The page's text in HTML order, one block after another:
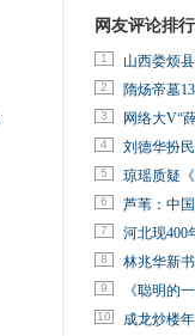
网友评论排行
1 山西娄烦
2 隋炀帝墓
3 网络大V“
4 刘德华扮
5 琼瑶质疑
6 芦苇：中
7 河北现400
8 林兆华新
9 《聪明的
10 成龙炒楼